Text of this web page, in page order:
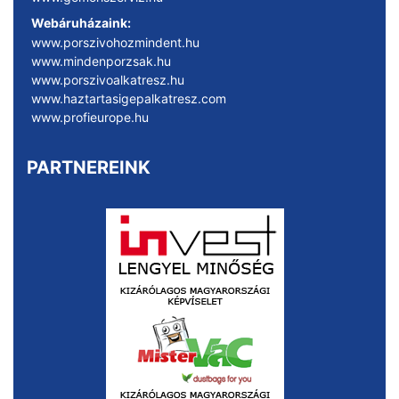
Webáruházaink:
www.porszivohozmindent.hu
www.mindenporzsak.hu
www.porszivoalkatresz.hu
www.haztartasigepalkatresz.com
www.profieurope.hu
PARTNEREINK